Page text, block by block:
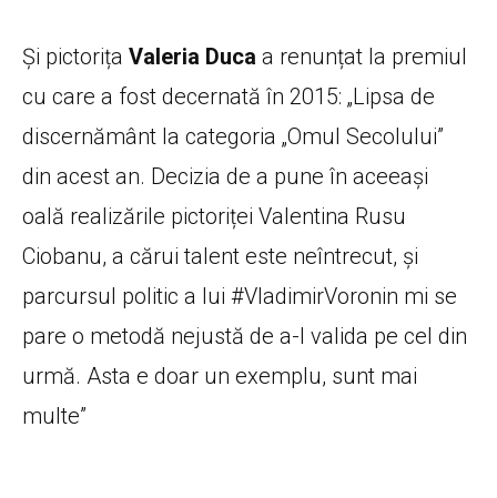
Și pictorița Valeria Duca a renunțat la premiul
cu care a fost decernată în 2015: „Lipsa de
discernământ la categoria „Omul Secolului”
din acest an. Decizia de a pune în aceeași
oală realizările pictoriței Valentina Rusu
Ciobanu, a cărui talent este neîntrecut, și
parcursul politic a lui #VladimirVoronin mi se
pare o metodă nejustă de a-l valida pe cel din
urmă. Asta e doar un exemplu, sunt mai
multe”